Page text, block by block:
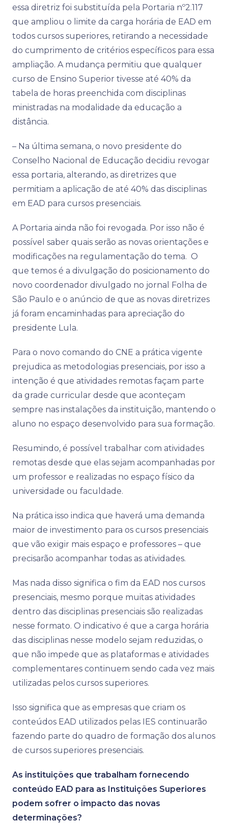
essa diretriz foi substituída pela Portaria nº2.117
que ampliou o limite da carga horária de EAD em
todos cursos superiores, retirando a necessidade
do cumprimento de critérios específicos para essa
ampliação. A mudança permitiu que qualquer
curso de Ensino Superior tivesse até 40% da
tabela de horas preenchida com disciplinas
ministradas na modalidade da educação a
distância.
– Na última semana, o novo presidente do
Conselho Nacional de Educação decidiu revogar
essa portaria, alterando, as diretrizes que
permitiam a aplicação de até 40% das disciplinas
em EAD para cursos presenciais.
A Portaria ainda não foi revogada. Por isso não é
possível saber quais serão as novas orientações e
modificações na regulamentação do tema. O
que temos é a divulgação do posicionamento do
novo coordenador divulgado no jornal Folha de
São Paulo e o anúncio de que as novas diretrizes
já foram encaminhadas para apreciação do
presidente Lula.
Para o novo comando do CNE a prática vigente
prejudica as metodologias presenciais, por isso a
intenção é que atividades remotas façam parte
da grade curricular desde que aconteçam
sempre nas instalações da instituição, mantendo o
aluno no espaço desenvolvido para sua formação.
Resumindo, é possível trabalhar com atividades
remotas desde que elas sejam acompanhadas por
um professor e realizadas no espaço físico da
universidade ou faculdade.
Na prática isso indica que haverá uma demanda
maior de investimento para os cursos presenciais
que vão exigir mais espaço e professores – que
precisarão acompanhar todas as atividades.
Mas nada disso significa o fim da EAD nos cursos
presenciais, mesmo porque muitas atividades
dentro das disciplinas presenciais são realizadas
nesse formato. O indicativo é que a carga horária
das disciplinas nesse modelo sejam reduzidas, o
que não impede que as plataformas e atividades
complementares continuem sendo cada vez mais
utilizadas pelos cursos superiores.
Isso significa que as empresas que criam os
conteúdos EAD utilizados pelas IES continuarão
fazendo parte do quadro de formação dos alunos
de cursos superiores presenciais.
As instituições que trabalham fornecendo
conteúdo EAD para as Instituições Superiores
podem sofrer o impacto das novas
determinações?